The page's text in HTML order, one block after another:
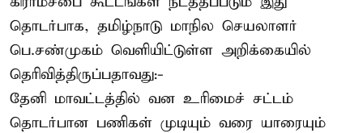
தொடர்பாக, தமிழ்நாடு மாநில செயலாளர்
பெ.சண்முகம் வெளியிட்டுள்ள அறிக்கையில்
தெரிவித்திருப்பதாவது:-
தேனி மாவட்டத்தில் வன உரிமைச் சட்டம்
தொடர்பான பணிகள் முடியும் வரை யாரையும்